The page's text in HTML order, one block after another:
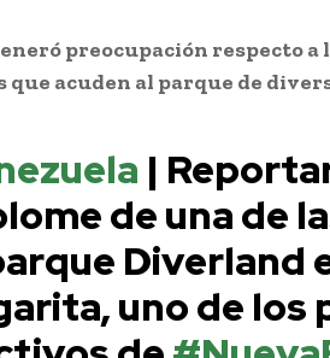
preocupación respecto a
que acuden al parque de
|
de una de
Diverland
uno de los